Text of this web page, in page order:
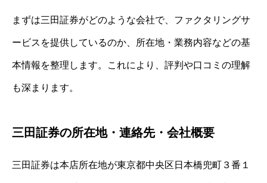
まずは三田証券がどのような会社で、ファクタリングサ
ービスを提供しているのか、所在地・業務内容などの基
本情報を整理します。これにより、評判や口コミの理解
も深まります。
三田証券の所在地・連絡先・会社概要
三田証券は本店所在地が東京都中央区日本橋兜町３番１